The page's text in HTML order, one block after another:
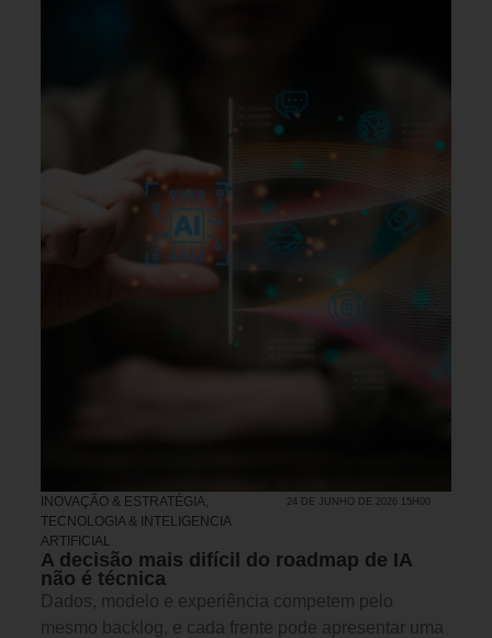
INOVAÇÃO & ESTRATÉGIA,
TECNOLOGIA & INTELIGENCIA
ARTIFICIAL
24 DE JUNHO DE 2026 15H00
A decisão mais difícil do roadmap de IA
não é técnica
Dados, modelo e experiência competem pelo
mesmo backlog, e cada frente pode apresentar uma